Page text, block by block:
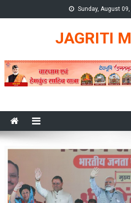
to
Sunday, August
JAGRITI